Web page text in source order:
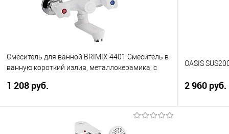
Смеситель для ванной BRIMIX 4401 Смеситель в
ванную короткий излив, металлокерамика, с
пластика АБС - БЕЛЫЙ
1 208 руб.
В корзину
OASIS
2 960 руб.